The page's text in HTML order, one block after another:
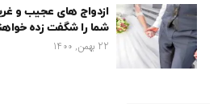
ازدواج های عجیب و
شما را شگفت زده
22 بهمن, 1400